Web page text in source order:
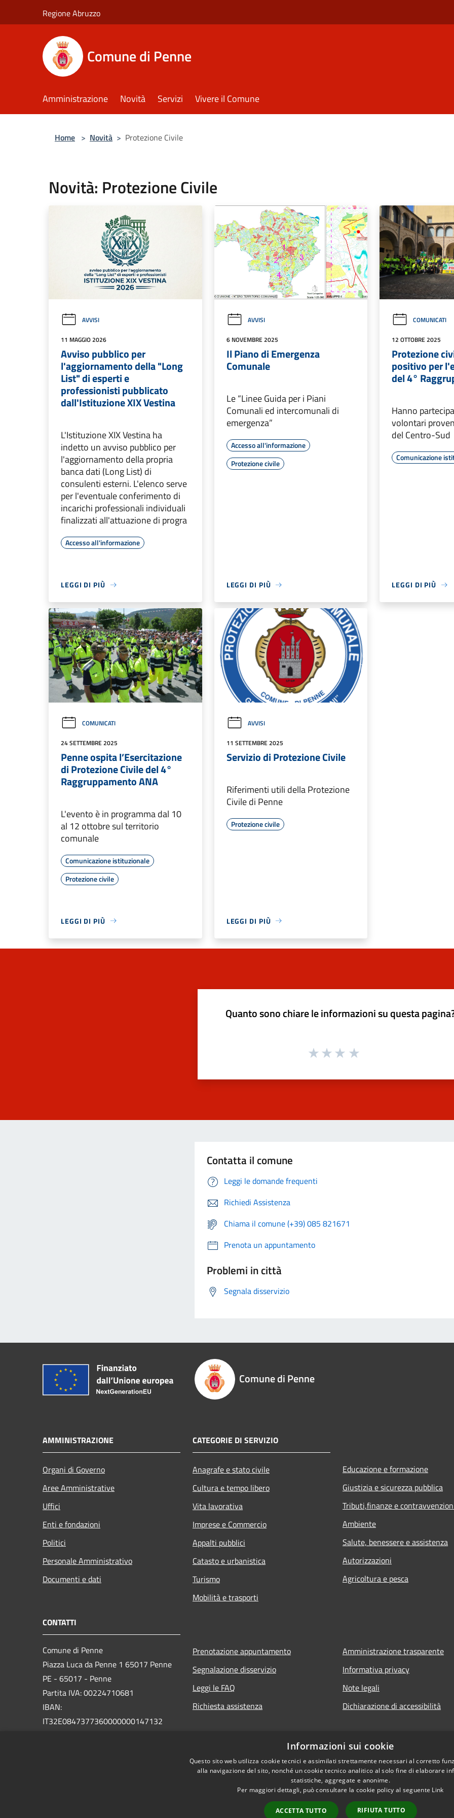
Regione Abruzzo
Comune di Penne
Amministrazione Novità Servizi Vivere il Comune
Home > Novità > Protezione Civile
Novità: Protezione Civile
AVVISI
11 MAGGIO 2026
Avviso pubblico per
l'aggiornamento della "Long
List" di esperti e
professionisti pubblicato
dall'Istituzione XIX Vestina
L'Istituzione XIX Vestina ha
indetto un avviso pubblico per
l'aggiornamento della propria
banca dati (Long List) di
consulenti esterni. L'elenco serve
per l'eventuale conferimento di
incarichi professionali individuali
finalizzati all'attuazione di progra
Accesso all'informazione
LEGGI DI PIÙ
AVVISI
6 NOVEMBRE 2025
Il Piano di Emergenza
Comunale
Le “Linee Guida per i Piani
Comunali ed intercomunali di
emergenza”
Accesso all'informazione
Protezione civile
LEGGI DI PIÙ
COMUNICATI
12 OTTOBRE 2025
Protezione
positivo per
del 4°
Hanno
volontari
del Centro-Sud
Comunicazione
LEGGI DI PIÙ
COMUNICATI
24 SETTEMBRE 2025
Penne ospita l’Esercitazione
di Protezione Civile del 4°
Raggruppamento ANA
L'evento è in programma dal 10
al 12 ottobre sul territorio
comunale
Comunicazione istituzionale
Protezione civile
LEGGI DI PIÙ
AVVISI
11 SETTEMBRE 2025
Servizio di Protezione Civile
Riferimenti utili della Protezione
Civile di Penne
Protezione civile
LEGGI DI PIÙ
Quanto sono chiare le informazioni su questa
Contatta il comune
Leggi le domande frequenti
Richiedi Assistenza
Chiama il comune (+39) 085 821671
Prenota un appuntamento
Problemi in città
Segnala disservizio
Comune di Penne
AMMINISTRAZIONE
Organi di Governo
Aree Amministrative
Uffici
Enti e fondazioni
Politici
Personale Amministrativo
Documenti e dati
CATEGORIE DI SERVIZIO
Anagrafe e stato civile
Cultura e tempo libero
Vita lavorativa
Imprese e Commercio
Appalti pubblici
Catasto e urbanistica
Turismo
Mobilità e trasporti
Educazione e formazione
Giustizia e sicurezza pubblica
Tributi,finanze e
Ambiente
Salute, benessere e assistenza
Autorizzazioni
Agricoltura e pesca
CONTATTI
Comune di Penne
Piazza Luca da Penne 1 65017 Penne
PE - 65017 - Penne
Partita IVA: 00224710681
IBAN:
IT32E0847377360000000147132
Prenotazione appuntamento
Segnalazione disservizio
Leggi le FAQ
Richiesta assistenza
Amministrazione trasparente
Informativa privacy
Note legali
Dichiarazione di accessibilità
Informazioni sui cookie
Questo sito web utilizza cookie tecnici e assimilati strettamente necessari al corretto
alla navigazione del sito, nonché un cookie tecnico analitico al solo fine di elaborare
statistiche, aggregate e anonime.
Per maggiori dettagli, può consultare la cookie policy al seguente Link
ACCETTA TUTTO RIFIUTA TUTTO